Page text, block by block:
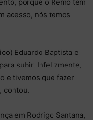
porque o Remo tem
acesso, nós temos
Eduardo Baptista e
subir. Infelizmente,
e tivemos que fazer
contou.
em Rodrigo Santana,